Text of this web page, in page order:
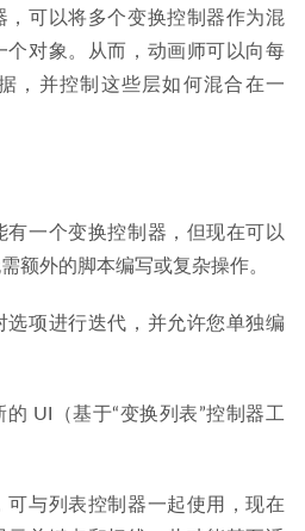
，可以将多个变换控制器作为混
个对象。从而，动画师可以向每
，并控制这些层如何混合在一
一个变换控制器，但现在可以
额外的脚本编写或复杂操作。
选项进行迭代，并允许您单独编
UI（基于“变换列表”控制器工
与列表控制器一起使用，现在